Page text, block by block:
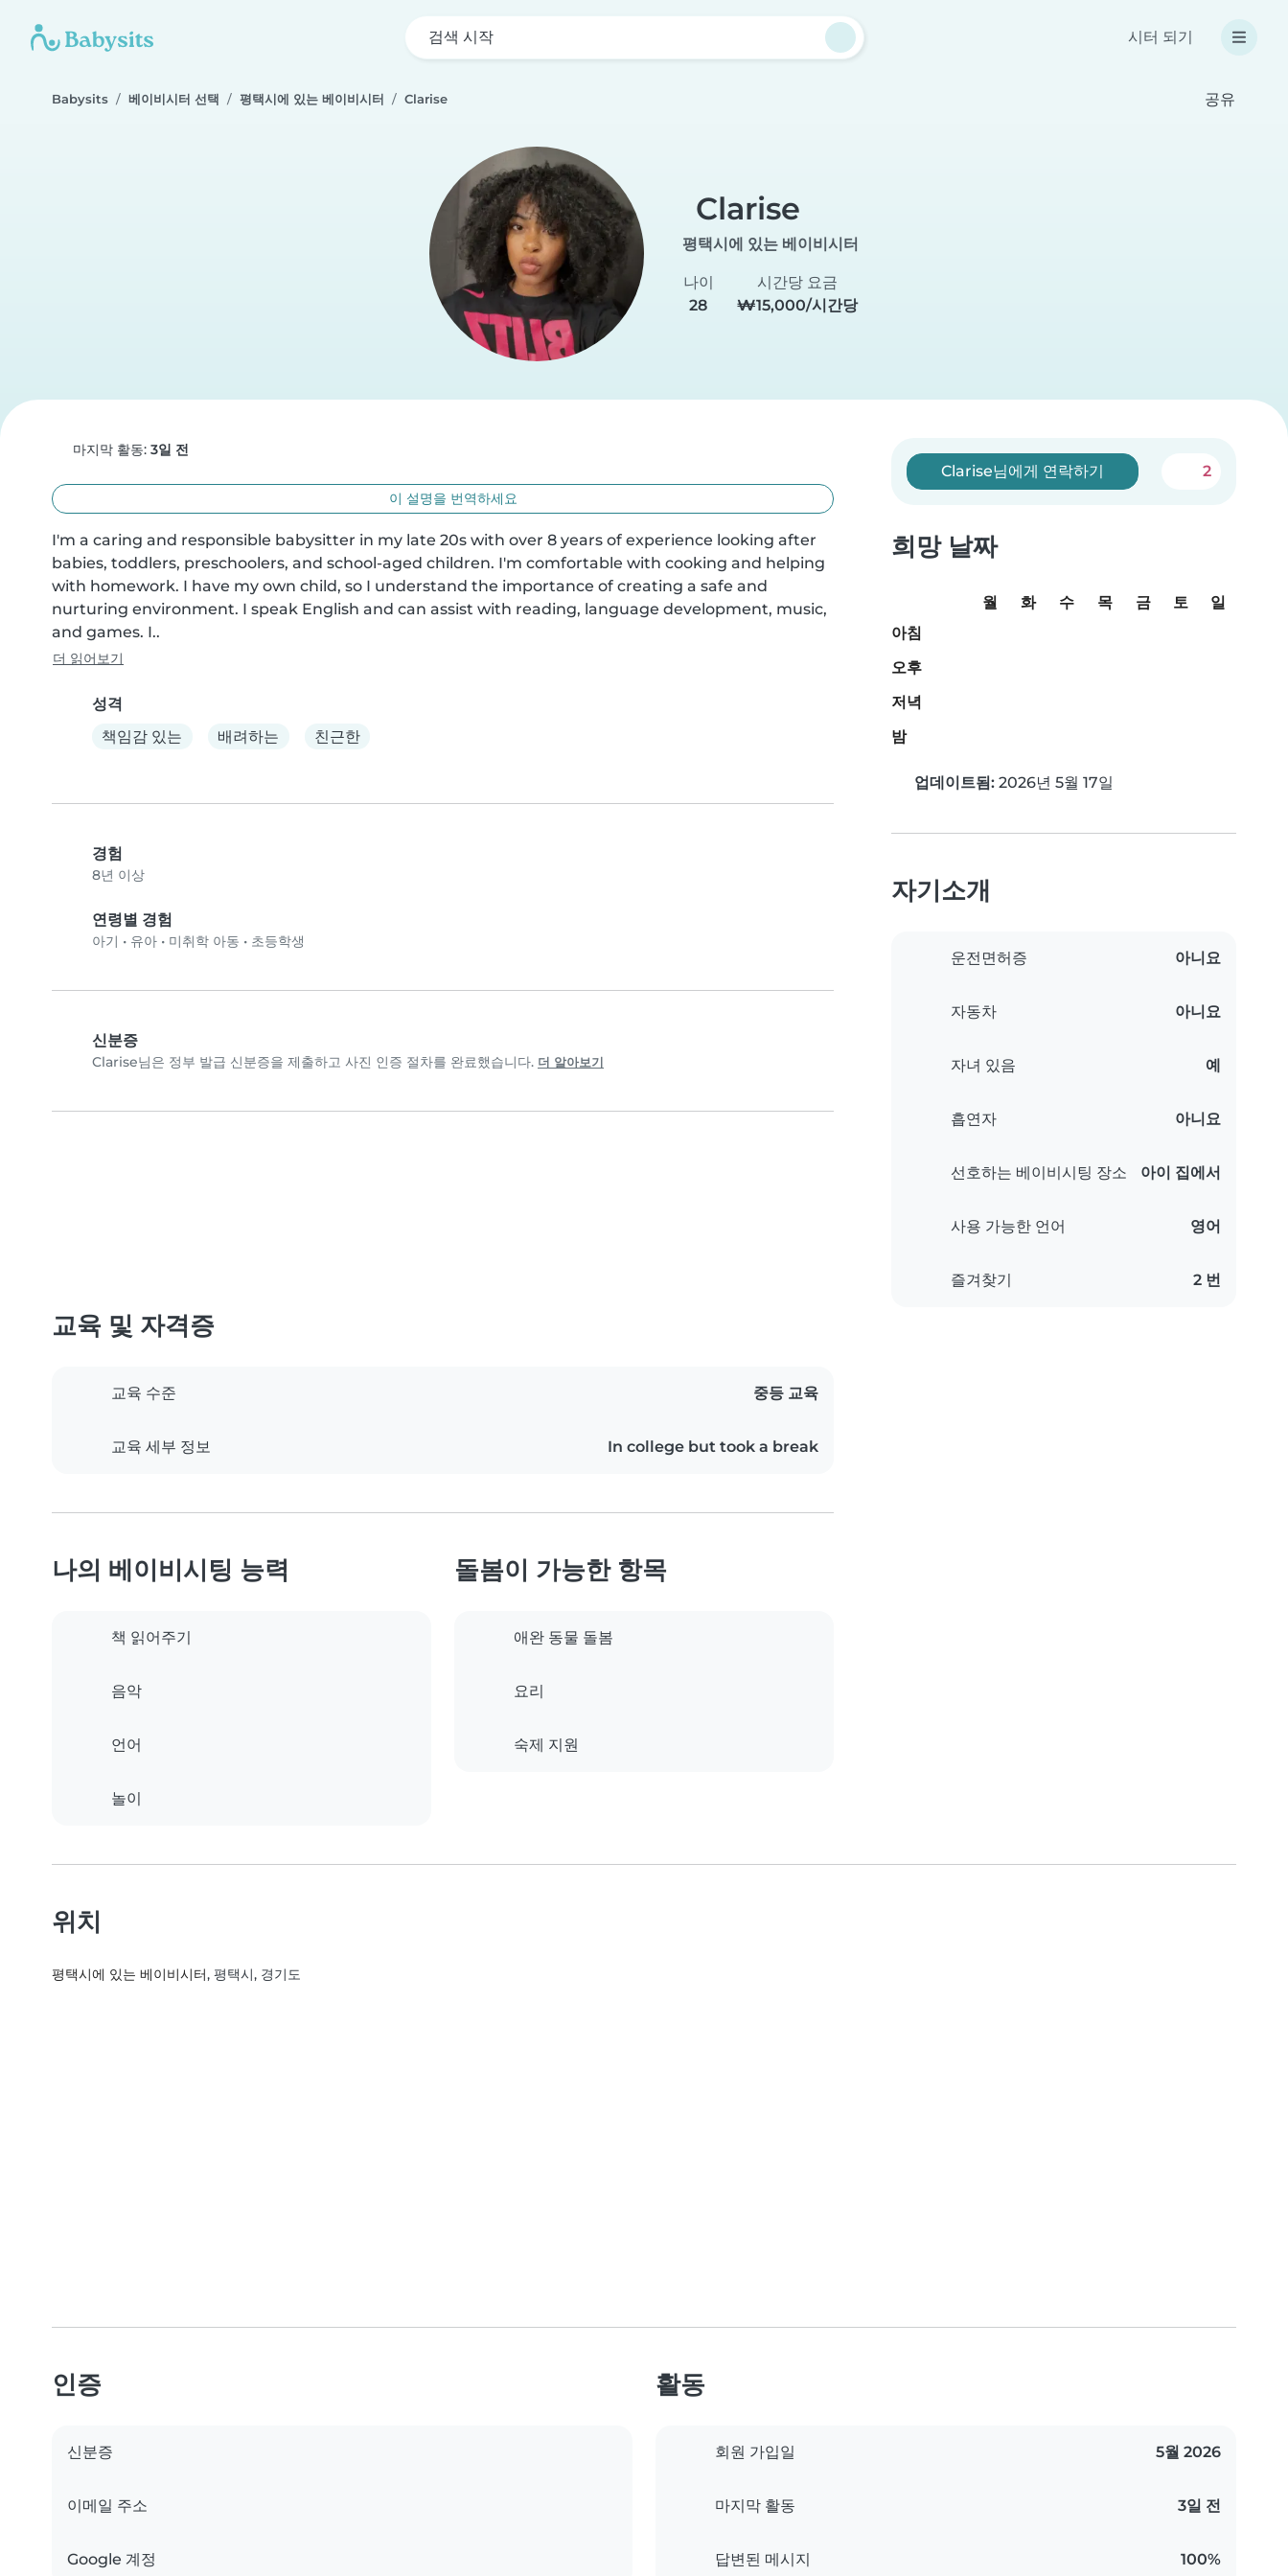
검색 시작 시터 되기
Babysits 베이비시터 선택 평택시에 있는 베이비시터 Clarise 공유
Clarise
평택시에 있는 베이비시터
나이
28
시간당 요금
₩15,000/시간당
마지막 활동: 3일 전
이 설명을 번역하세요
I'm a caring and responsible babysitter in my late 20s with over 8 years of experience looking after
babies, toddlers, preschoolers, and school-aged children. I'm comfortable with cooking and helping
with homework. I have my own child, so I understand the importance of creating a safe and
nurturing environment. I speak English and can assist with reading, language development, music,
and games. I..
더 읽어보기
성격
책임감 있는
배려하는 친근한
경험
8년 이상
연령별 경험
아기 • 유아 • 미취학 아동 • 초등학생
신분증
Clarise님은 정부 발급 신분증을 제출하고 사진 인증 절차를 완료했습니다. 더 알아보기
Clarise님에게 연락하기 2
희망 날짜
월 화 수 목 금 토
일
아침
오후
저녁
밤
업데이트됨: 2026년 5월 17일
자기소개
운전면허증 아니요
자동차 아니요
자녀 있음 예
흡연자 아니요
선호하는 베이비시팅 장소 아이 집에서
사용 가능한 언어 영어
즐겨찾기 2 번
교육 및 자격증
교육 수준 중등 교육
교육 세부 정보 In college but took a break
나의 베이비시팅 능력
책 읽어주기
음악
언어
놀이
돌봄이 가능한 항목
애완 동물 돌봄
요리
숙제 지원
위치
평택시에 있는 베이비시터, 평택시, 경기도
인증
신분증
이메일 주소
Google 계정
활동
회원 가입일 5월 2026
마지막 활동 3일 전
답변된 메시지 100%